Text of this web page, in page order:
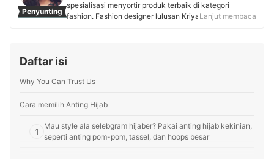
Penyunting
spesialisasi menyortir produk terbaik di kategori
fashion. Fashion designer lulusan Kriya Tekstil Fakultas
serta kredibilitas ulasannya untuk produk fashion, seni,
Profil Dian WN
Lanjut membaca
Daftar isi
Why You Can Trust Us
Cara memilih Anting Hijab
1
Mau style ala selebgram hijaber? Pakai anting hijab kekinian,
seperti anting pom-pom, tassel, dan hoops besar